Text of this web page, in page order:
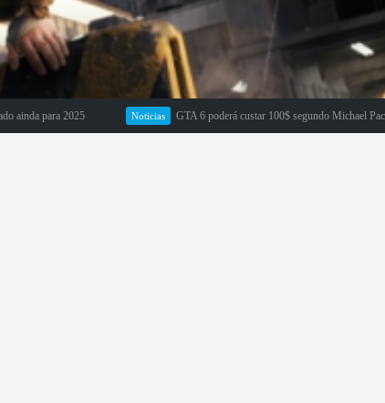
2025 GTA 6 poderá custar 100$ segundo Michael Pachter